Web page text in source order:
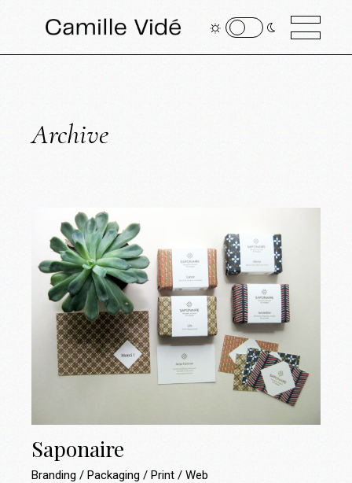
Archive
Saponaire
Branding Packaging Print Web